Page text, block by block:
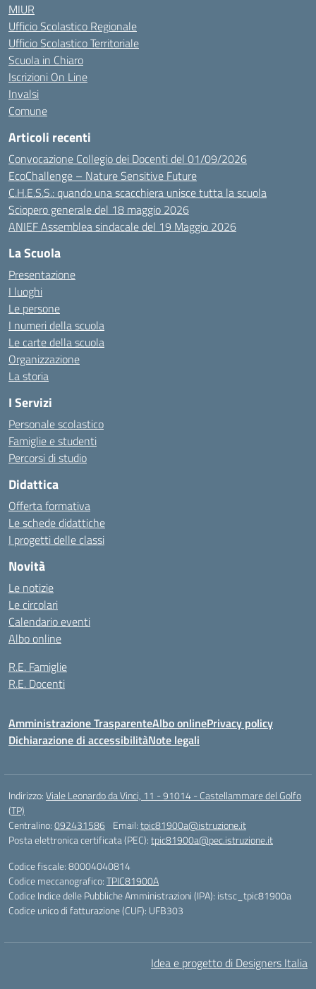
MIUR
Ufficio Scolastico Regionale
Ufficio Scolastico Territoriale
Scuola in Chiaro
Iscrizioni On Line
Invalsi
Comune
Articoli recenti
Convocazione Collegio dei Docenti del 01/09/2026
EcoChallenge – Nature Sensitive Future
C.H.E.S.S.: quando una scacchiera unisce tutta la scuola
Sciopero generale del 18 maggio 2026
ANIEF Assemblea sindacale del 19 Maggio 2026
La Scuola
Presentazione
I luoghi
Le persone
I numeri della scuola
Le carte della scuola
Organizzazione
La storia
I Servizi
Personale scolastico
Famiglie e studenti
Percorsi di studio
Didattica
Offerta formativa
Le schede didattiche
I progetti delle classi
Novità
Le notizie
Le circolari
Calendario eventi
Albo online
R.E. Famiglie
R.E. Docenti
Amministrazione TrasparenteAlbo onlinePrivacy policy
Dichiarazione di accessibilitàNote legali
Indirizzo:Viale Leonardo da Vinci, 11 - 91014 - Castellammare del Golfo
(TP)
Centralino:092431586 Email:tpic81900a@istruzione.it
Posta elettronica certificata (PEC):tpic81900a@pec.istruzione.it
Codice fiscale: 80004040814
Codice meccanografico:TPIC81900A
Codice Indice delle Pubbliche Amministrazioni (IPA): istsc_tpic81900a
Codice unico di fatturazione (CUF): UFB303
Idea e progetto di Designers Italia